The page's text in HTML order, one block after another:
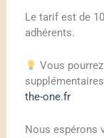
Le tarif est de
adhérents.
Vous
the-one.fr
Nous espérons